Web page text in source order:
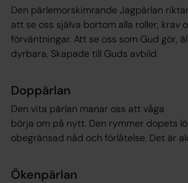
Den pärlemorskimrande Jagpärlan
att se oss själva bortom alla roller, krav
förväntningar. Att se oss som Gud gör,
dyrbara. Skapade till Guds avbild.
Doppärlan
Den vita pärlan manar oss att våga
börja om på nytt. Den rymmer dopets
obegränsad nåd och förlåtelse. Det är
Ökenpärlan